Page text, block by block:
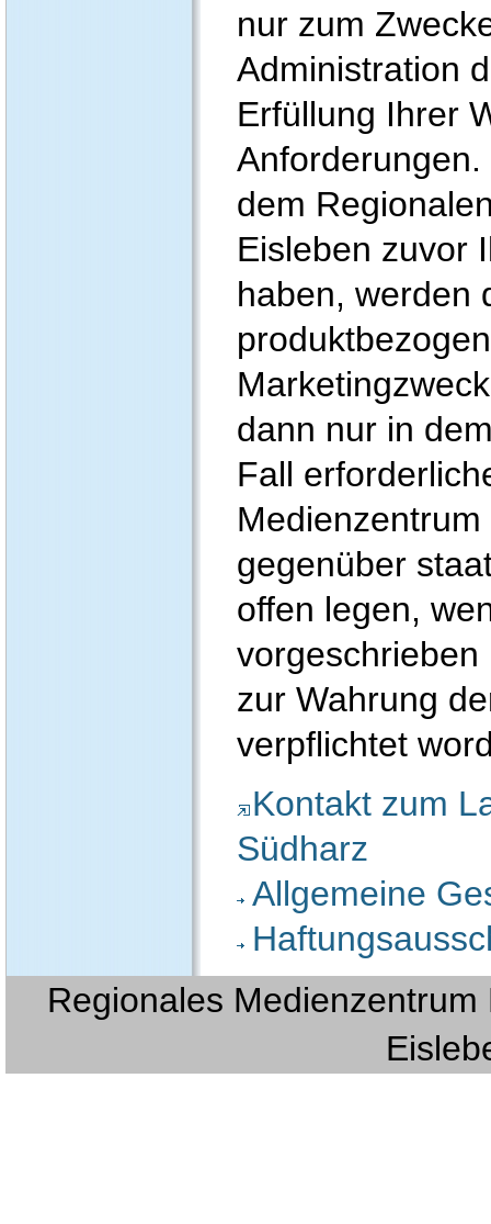
nur zum
Administration
Erfüllung Ihrer
dem
Eisleben zuvor
haben, werden
dann nur in
Fall
gegenüber
offen legen,
zur Wahrung
verpflichtet
Kontakt zum
Südharz
Allgemeine
Regionales